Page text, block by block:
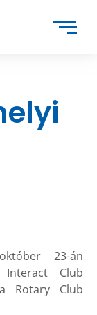
23-án
Club
Rotary Club